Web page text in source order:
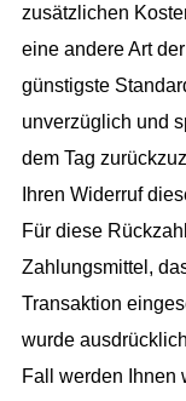
zusätzlichen
eine andere Art
günstigste
unverzüglich und
dem Tag
Ihren Widerruf
Für diese
Zahlungsmittel,
Transaktion
wurde
Fall werden Ihnen